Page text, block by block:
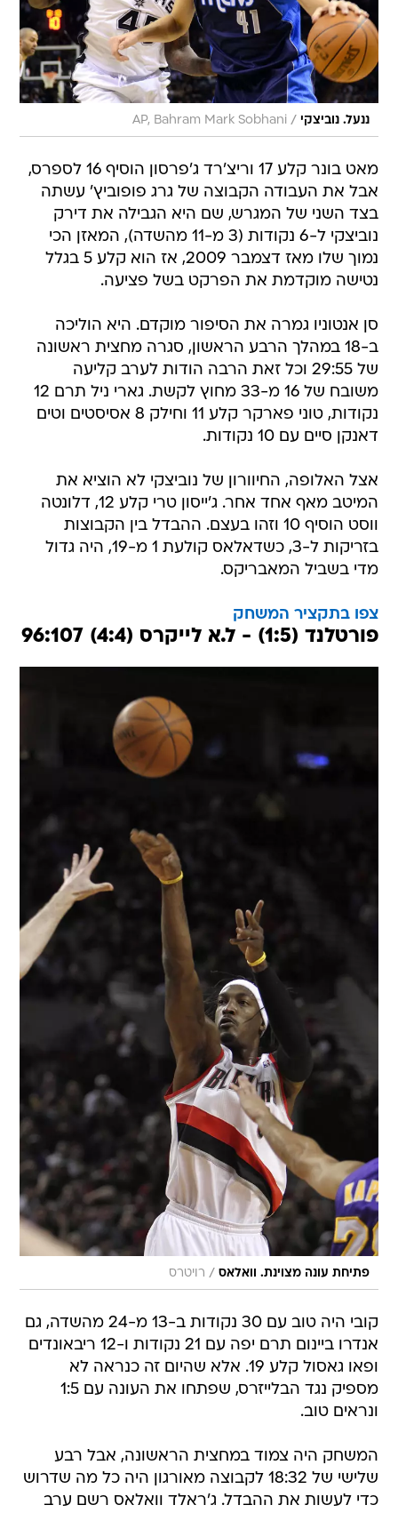
ננעל. נוביצקי /
AP, Bahram Mark Sobhani
מאט בונר קלע 17 וריצ'רד ג'פרסון הוסיף 16 לספרס,
אבל את העבודה הקבוצה של גרג פופוביץ' עשתה
בצד השני של המגרש, שם היא הגבילה את דירק
נוביצקי ל-6 נקודות (3 מ-11 מהשדה), המאזן הכי
נמוך שלו מאז דצמבר 2009, אז הוא קלע 5 בגלל
נטישה מוקדמת את הפרקט בשל פציעה.
סן אנטוניו גמרה את הסיפור מוקדם. היא הוליכה
ב-18 במהלך הרבע הראשון, סגרה מחצית ראשונה
של 29:55 וכל זאת הרבה הודות לערב קליעה
משובח של 16 מ-33 מחוץ לקשת. גארי ניל תרם 12
נקודות, טוני פארקר קלע 11 וחילק 8 אסיסטים וטים
דאנקן סיים עם 10 נקודות.
אצל האלופה, החיוורון של נוביצקי לא הוציא את
המיטב מאף אחד אחר. ג'ייסון טרי קלע 12, דלונטה
ווסט הוסיף 10 וזהו בעצם. ההבדל בין הקבוצות
בזריקות ל-3, כשדאלאס קולעת 1 מ-19, היה גדול
מדי בשביל המאבריקס.
צפו בתקציר המשחק
פורטלנד (1:5) - ל.א לייקרס (4:4) 96:107
פתיחת עונה מצוינת. וואלאס / רויטרס
קובי היה טוב עם 30 נקודות ב-13 מ-24 מהשדה, גם
אנדרו ביינום תרם יפה עם 21 נקודות ו-12 ריבאונדים
ופאו גאסול קלע 19. אלא שהיום זה כנראה לא
מספיק נגד הבלייזרס, שפתחו את העונה עם 1:5
ונראים טוב.
המשחק היה צמוד במחצית הראשונה, אבל רבע
שלישי של 18:32 לקבוצה מאורגון היה כל מה שדרוש
כדי לעשות את ההבדל. ג'ראלד וואלאס רשם ערב